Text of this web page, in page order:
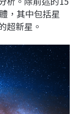
，其中包括星
超新星。